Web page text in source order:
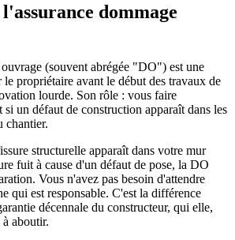
dommage
(souvent abrégée "DO") est une
le propriétaire avant le début des travaux de
lourde. Son rôle : vous faire
si un défaut de construction apparaît dans les
chantier.
structurelle apparaît dans votre mur
fuit à cause d'un défaut de pose, la DO
Vous n'avez pas besoin d'attendre
qui est responsable. C'est la différence
décennale du constructeur, qui elle,
à aboutir.